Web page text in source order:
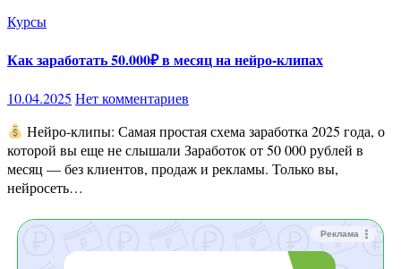
Курсы
Как заработать 50.000₽ в месяц на нейро-клипах
10.04.2025 Нет комментариев
Нейро-клипы: Самая простая схема заработка 2025 года, о
которой вы еще не слышали Заработок от 50 000 рублей в
месяц — без клиентов, продаж и рекламы. Только вы,
нейросеть…
Реклама